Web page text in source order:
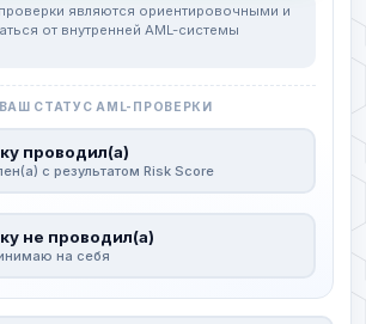
являются ориентировочными и
от внутренней AML-системы
СТАТУС AML-ПРОВЕРКИ
проводил(а)
с результатом Risk Score
не проводил(а)
на себя